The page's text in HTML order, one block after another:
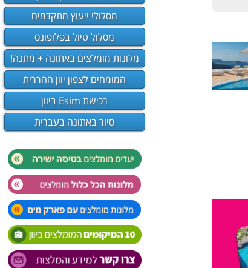
מסלולי ייעוץ מתקדמים
מסלול טיול בפלופונס
מלונות מומלצים באתונה + מתנה!
המומחים לצפון יוון ההררית
רכישת Esim ביוון
סיור באתונה בעברית